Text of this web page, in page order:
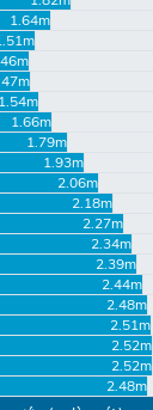
1.64m
1.54m
1.66m
1.79m
1.93m
2.06m
2.18m
2.27m
2.34m
2.39m
2.44m
2.48m
2.51m
2.52m
2.52m
2.48m